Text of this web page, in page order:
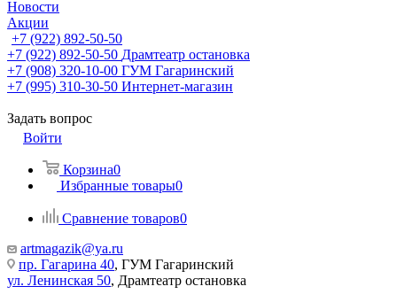
Новости
Акции
+7 (922) 892-50-50
+7 (922) 892-50-50 Драмтеатр остановка
+7 (908) 320-10-00 ГУМ Гагаринский
+7 (995) 310-30-50 Интернет-магазин
Задать вопрос
Войти
Корзина0
Избранные товары0
Сравнение товаров0
artmagazik@ya.ru
пр. Гагарина 40, ГУМ Гагаринский
ул. Ленинская 50, Драмтеатр остановка